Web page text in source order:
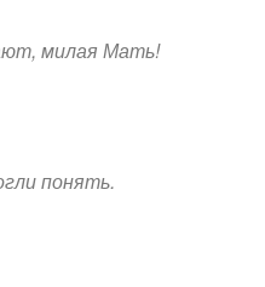
милая Мать!
понять.